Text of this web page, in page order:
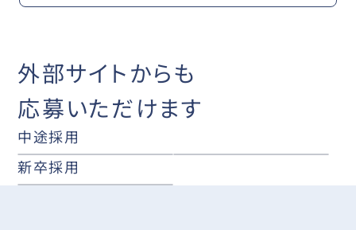
外部サイトからも
応募いただけます
中途採用
新卒採用